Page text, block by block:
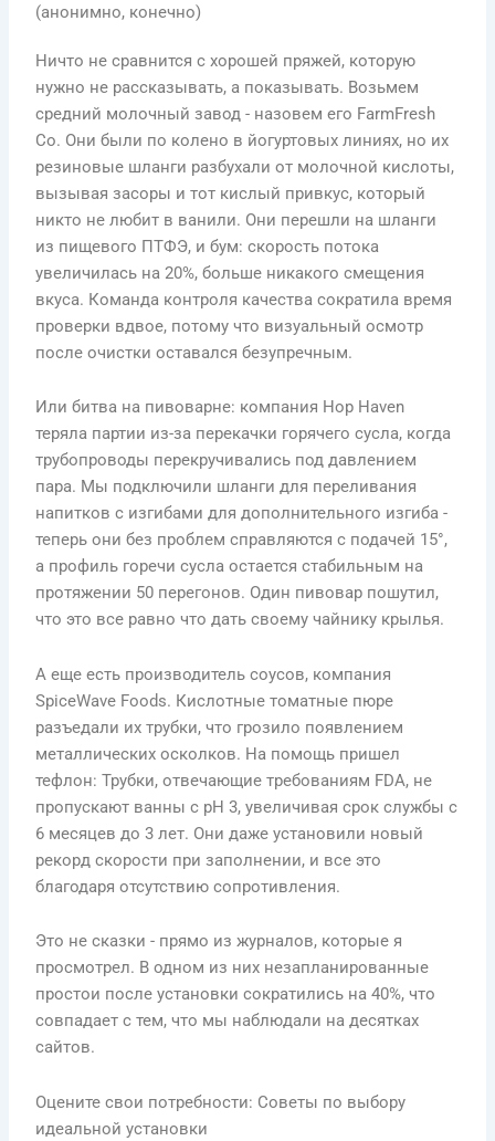
(анонимно, конечно)
Ничто не сравнится с хорошей пряжей, которую
нужно не рассказывать, а показывать. Возьмем
средний молочный завод - назовем его FarmFresh
Co. Они были по колено в йогуртовых линиях, но их
резиновые шланги разбухали от молочной кислоты,
вызывая засоры и тот кислый привкус, который
никто не любит в ванили. Они перешли на шланги
из пищевого ПТФЭ, и бум: скорость потока
увеличилась на 20%, больше никакого смещения
вкуса. Команда контроля качества сократила время
проверки вдвое, потому что визуальный осмотр
после очистки оставался безупречным.
Или битва на пивоварне: компания Hop Haven
теряла партии из-за перекачки горячего сусла, когда
трубопроводы перекручивались под давлением
пара. Мы подключили шланги для переливания
напитков с изгибами для дополнительного изгиба -
теперь они без проблем справляются с подачей 15°,
а профиль горечи сусла остается стабильным на
протяжении 50 перегонов. Один пивовар пошутил,
что это все равно что дать своему чайнику крылья.
А еще есть производитель соусов, компания
SpiceWave Foods. Кислотные томатные пюре
разъедали их трубки, что грозило появлением
металлических осколков. На помощь пришел
тефлон: Трубки, отвечающие требованиям FDA, не
пропускают ванны с pH 3, увеличивая срок службы с
6 месяцев до 3 лет. Они даже установили новый
рекорд скорости при заполнении, и все это
благодаря отсутствию сопротивления.
Это не сказки - прямо из журналов, которые я
просмотрел. В одном из них незапланированные
простои после установки сократились на 40%, что
совпадает с тем, что мы наблюдали на десятках
сайтов.
Оцените свои потребности: Советы по выбору
идеальной установки